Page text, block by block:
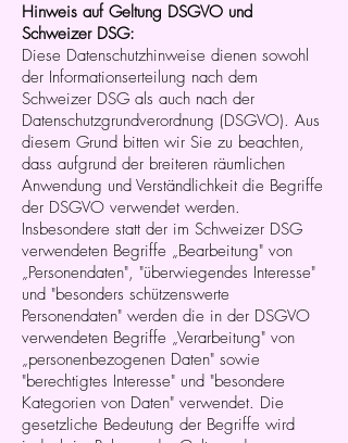
Hinweis auf Geltung DSGVO und
Schweizer DSG:
Diese Datenschutzhinweise dienen sowohl
der Informationserteilung nach dem
Schweizer DSG als auch nach der
Datenschutzgrundverordnung (DSGVO). Aus
diesem Grund bitten wir Sie zu beachten,
dass aufgrund der breiteren räumlichen
Anwendung und Verständlichkeit die Begriffe
der DSGVO verwendet werden.
Insbesondere statt der im Schweizer DSG
verwendeten Begriffe „Bearbeitung" von
„Personendaten", "überwiegendes Interesse"
und "besonders schützenswerte
Personendaten" werden die in der DSGVO
verwendeten Begriffe „Verarbeitung" von
„personenbezogenen Daten" sowie
"berechtigtes Interesse" und "besondere
Kategorien von Daten" verwendet. Die
gesetzliche Bedeutung der Begriffe wird